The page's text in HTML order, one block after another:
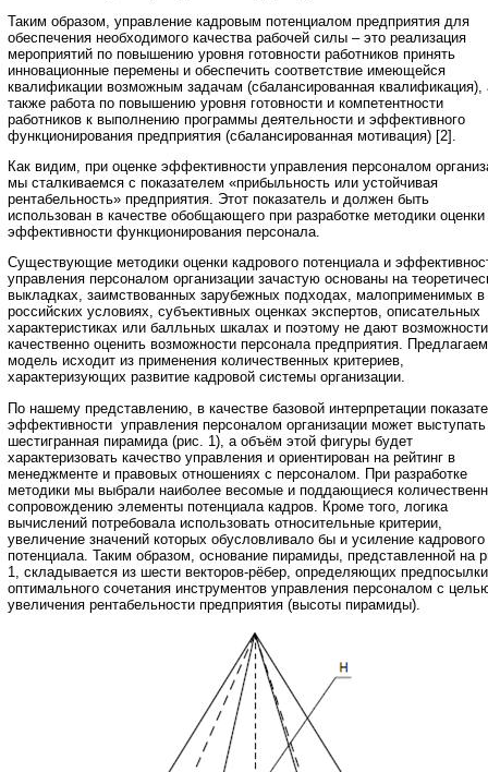
Таким образом, управление кадровым потенциалом предприятия для
обеспечения необходимого качества рабочей силы – это реализация
мероприятий по повышению уровня готовности работников принять
инновационные перемены и обеспечить соответствие имеющейся
квалификации возможным задачам (сбалансированная квалификация),
также работа по повышению уровня готовности и компетентности
работников к выполнению программы деятельности и эффективного
функционирования предприятия (сбалансированная мотивация) [2].
Как видим, при оценке эффективности управления персоналом
мы сталкиваемся с показателем «прибыльность или устойчивая
рентабельность» предприятия. Этот показатель и должен быть
использован в качестве обобщающего при разработке методики оценки
эффективности функционирования персонала.
Существующие методики оценки кадрового потенциала и
управления персоналом организации зачастую основаны на
выкладках, заимствованных зарубежных подходах, малоприменимых в
российских условиях, субъективных оценках экспертов, описательных
характеристиках или балльных шкалах и поэтому не дают возможности
качественно оценить возможности персонала предприятия.
модель исходит из применения количественных критериев,
характеризующих развитие кадровой системы организации.
По нашему представлению, в качестве базовой интерпретации
эффективности управления персоналом организации может выступать
шестигранная пирамида (рис. 1), а объём этой фигуры будет
характеризовать качество управления и ориентирован на рейтинг в
менеджменте и правовых отношениях с персоналом. При разработке
методики мы выбрали наиболее весомые и поддающиеся
сопровождению элементы потенциала кадров. Кроме того, логика
вычислений потребовала использовать относительные критерии,
увеличение значений которых обусловливало бы и усиление кадрового
потенциала. Таким образом, основание пирамиды, представленной на
1, складывается из шести векторов-рёбер, определяющих предпосылки
оптимального сочетания инструментов управления персоналом с
увеличения рентабельности предприятия (высоты пирамиды).